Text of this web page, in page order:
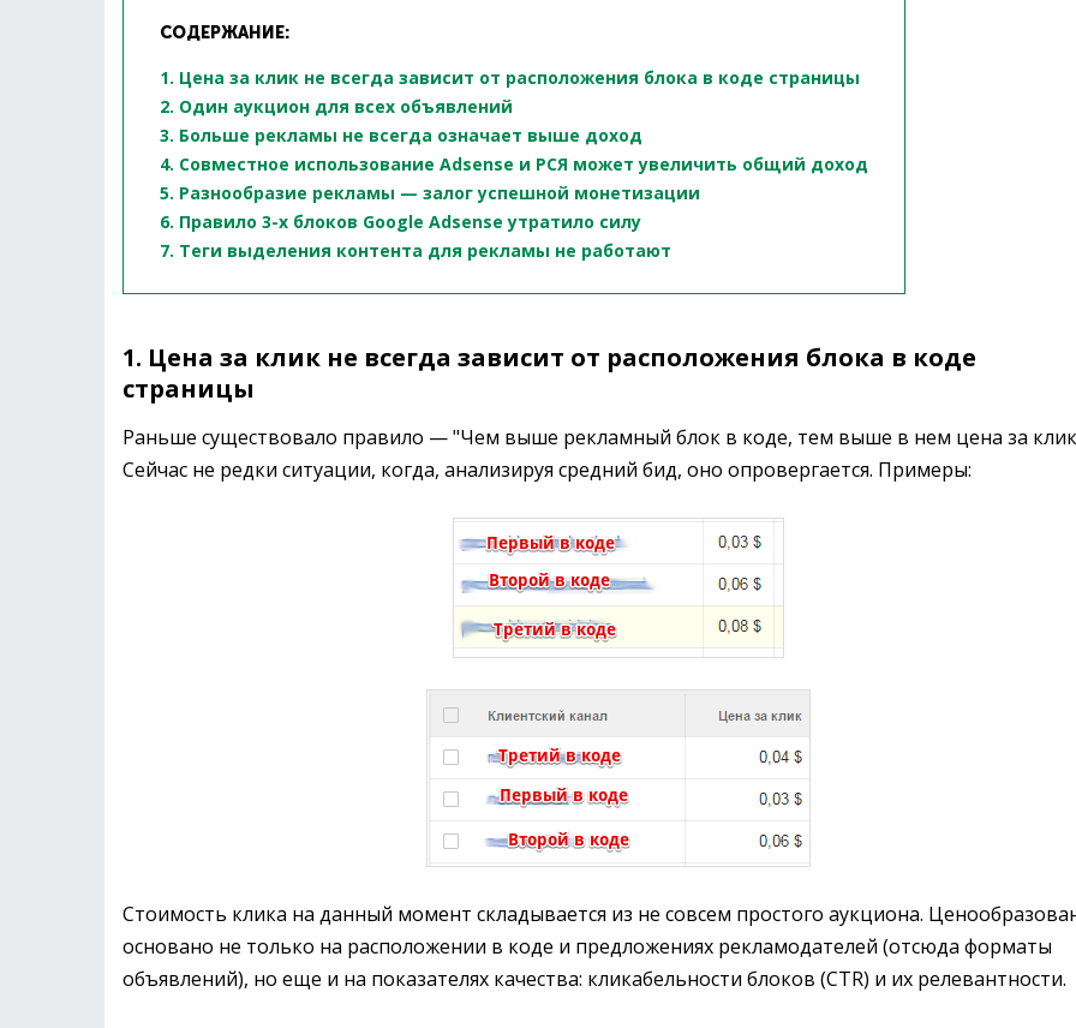
СОДЕРЖАНИЕ:
1. Цена за клик не всегда зависит от расположения блока в коде страницы
2. Один аукцион для всех объявлений
3. Больше рекламы не всегда означает выше доход
4. Совместное использование Adsense и РСЯ может увеличить общий доход
5. Разнообразие рекламы — залог успешной монетизации
6. Правило 3-х блоков Google Adsense утратило силу
7. Теги выделения контента для рекламы не работают
1. Цена за клик не всегда зависит от расположения блока в коде
страницы
Раньше существовало правило — "Чем выше рекламный блок в коде, тем выше в нем цена за
Сейчас не редки ситуации, когда, анализируя средний бид, оно опровергается. Примеры:
Стоимость клика на данный момент складывается из не совсем простого аукциона.
основано не только на расположении в коде и предложениях рекламодателей (отсюда форматы
объявлений), но еще и на показателях качества: кликабельности блоков (CTR) и их релевантности.